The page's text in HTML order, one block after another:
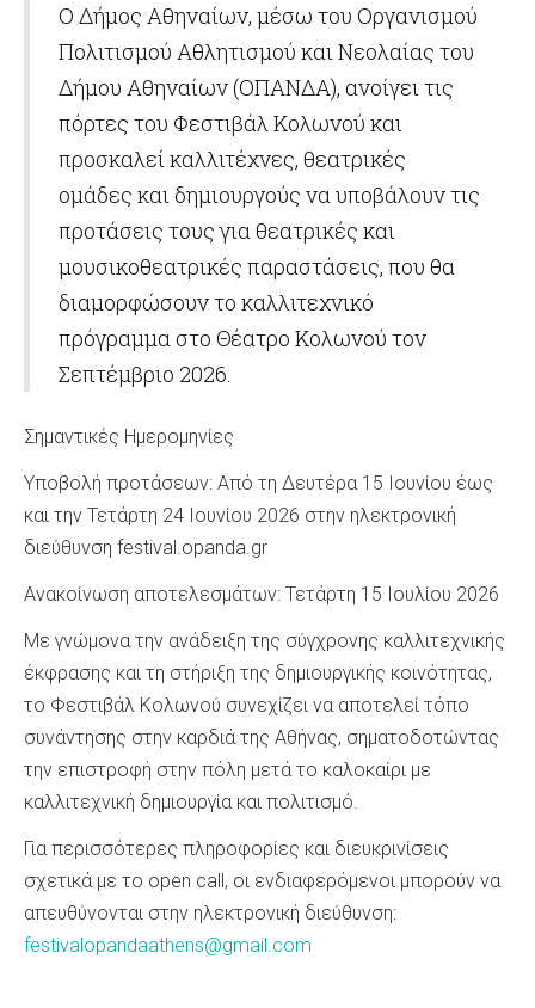
Ο Δήμος Αθηναίων, μέσω του Οργανισμού
Πολιτισμού Αθλητισμού και Νεολαίας του
Δήμου Αθηναίων (ΟΠΑΝΔΑ), ανοίγει τις
πόρτες του Φεστιβάλ Κολωνού και
προσκαλεί καλλιτέχνες, θεατρικές
ομάδες και δημιουργούς να υποβάλουν τις
προτάσεις τους για θεατρικές και
μουσικοθεατρικές παραστάσεις, που θα
διαμορφώσουν το καλλιτεχνικό
πρόγραμμα στο Θέατρο Κολωνού τον
Σεπτέμβριο 2026.
Σημαντικές Ημερομηνίες
Υποβολή προτάσεων: Από τη Δευτέρα 15 Ιουνίου έως
και την Τετάρτη 24 Ιουνίου 2026 στην ηλεκτρονική
διεύθυνση festival.opanda.gr
Ανακοίνωση αποτελεσμάτων: Τετάρτη 15 Ιουλίου 2026
Με γνώμονα την ανάδειξη της σύγχρονης καλλιτεχνικής
έκφρασης και τη στήριξη της δημιουργικής κοινότητας,
το Φεστιβάλ Κολωνού συνεχίζει να αποτελεί τόπο
συνάντησης στην καρδιά της Αθήνας, σηματοδοτώντας
την επιστροφή στην πόλη μετά το καλοκαίρι με
καλλιτεχνική δημιουργία και πολιτισμό.
Για περισσότερες πληροφορίες και διευκρινίσεις
σχετικά με το open call, οι ενδιαφερόμενοι μπορούν να
απευθύνονται στην ηλεκτρονική διεύθυνση:
festivalopandaathens@gmail.com